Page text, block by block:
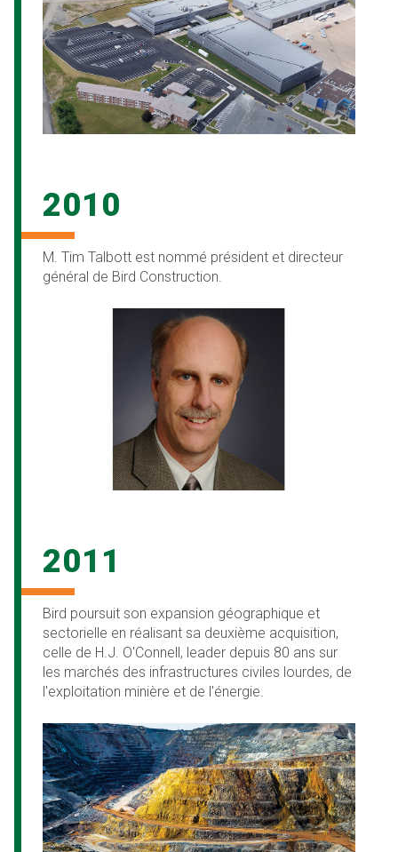
2010
M. Tim Talbott est nommé président et directeur
général de Bird Construction.
2011
Bird poursuit son expansion géographique et
sectorielle en réalisant sa deuxième acquisition,
celle de H.J. O'Connell, leader depuis 80 ans sur
les marchés des infrastructures civiles lourdes, de
l'exploitation minière et de l'énergie.